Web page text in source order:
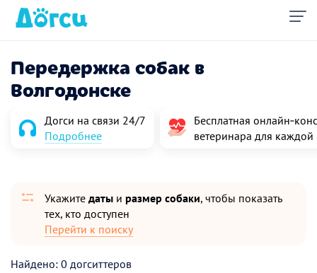
Передержка собак в
Волгодонске
Догси на связи 24/7
Подробнее
Бесплатная
ветеринара для
Укажите даты и размер собаки, чтобы показать
тех, кто доступен
Перейти к поиску
Найдено: 0 догситтеров